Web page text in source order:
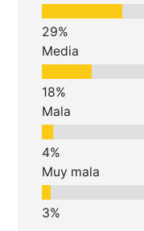
Media
Mala
Muy mala